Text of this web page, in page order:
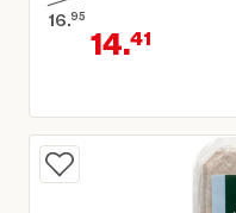
16.95
Oorspronkelijke prijs €
14.41